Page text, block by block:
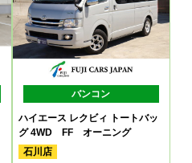
バンコン
ハイエース レクビィ トートバッ
グ 4WD FF オーニング
石川店